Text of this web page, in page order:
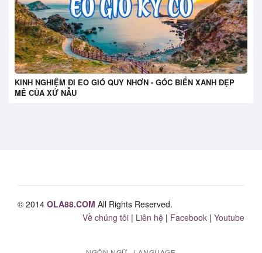
KINH NGHIỆM ĐI EO GIÓ QUY NHƠN - GÓC BIỂN XANH ĐẸP
MÊ CỦA XỨ NẪU
© 2014 OLA88.COM All Rights Reserved.
Về chúng tôi | Liên hệ | Facebook | Youtube